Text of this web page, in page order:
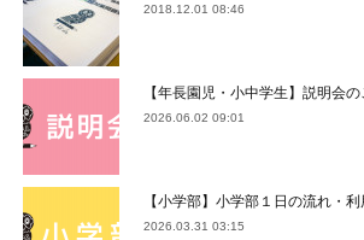
2018.12.01 08:46
【年長園児・小中学生】説明会
2026.06.02 09:01
【小学部】小学部１日の流れ・
2026.03.31 03:15